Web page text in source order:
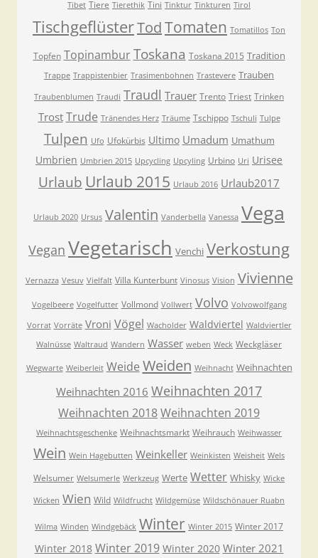
Tibet Tiere Tierethik Tini Tinktur Tinkturen Tirol
TischgeflüsterTodTomaten Tomatillos Ton
Topfen Topinambur Toskana Toskana 2015 Tradition
Trappe Trappistenbier Trasimenbohnen Trastevere Trauben
Traubenblumen Traudi Traudl Trauer Trento Triest Trinken
Trost Trude Tränendes Herz Träume Tschippo Tschuli Tulpe
Tulpen Ufo Ufokürbis Ultimo Umadum Umathum
Umbrien Umbrien 2015 Upcycling Upcyling Urbino Uri Urisee
Urlaub Urlaub 2015 Urlaub 2016 Urlaub2017
Urlaub 2020 Ursus Valentin Vanderbella Vanessa Vega
Vegan Vegetarisch Venchi Verkostung
Vernazza Vesuv Vielfalt Villa Kunterbunt Vinosus Vision Vivienne
Vogelbeere Vogelfutter Vollmond Vollwert Volvo Volvowolfgang
Vorrat Vorräte Vroni Vögel Wacholder Waldviertel Waldviertler
Walnüsse Waltraud Wandern Wasser weben Weck Weckgläser
Wegwarte Weiberleit Weide Weiden Weihnacht Weihnachten
Weihnachten 2016 Weihnachten 2017
Weihnachten 2018Weihnachten 2019
Weihnachtsgeschenke Weihnachtsmarkt Weihrauch Weihwasser
Wein Wein Hagebutten Weinkeller Weinkisten Weisheit Wels
Welsumer Welsumerle Werkzeug Werte Wetter Whisky Wicke
Wicken Wien Wild Wildfrucht Wildgemüse Wildschönauer Ruabn
Wilma Winden Windgebäck Winter Winter 2015 Winter 2017
Winter 2018 Winter 2019 Winter 2020 Winter 2021